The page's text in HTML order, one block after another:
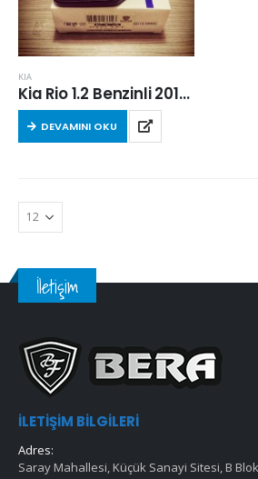
KIA
Kia Rio 1.2 Benzinli 2011 Sonrası Hava Filtresi
DEVAMINI OKU
İletişim
İLETIŞIM BILGILERI
Adres:
Saray Mahallesi, Küçük Sanayi Sitesi, B